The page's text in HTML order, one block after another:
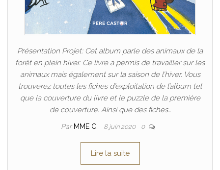
Présentation Projet: Cet album parle des animaux de la
forêt en plein hiver. Ce livre a permis de travailler sur les
animaux mais également sur la saison de l’hiver. Vous
trouverez toutes les fiches d’exploitation de l’album tel
que la couverture du livre et le puzzle de la première
de couverture. Ainsi que des fiches…
Par MME C. 8 juin 2020 0
Lire la suite